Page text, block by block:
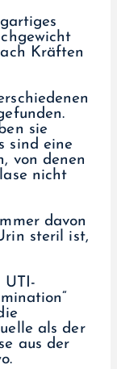
Kräften
sie
sind eine
von denen
nicht
davon
steril ist,
UTI-
als der
aus der